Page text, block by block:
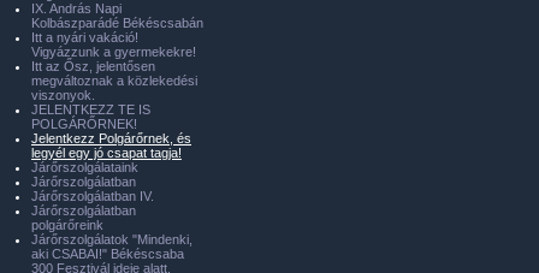
IX. András Napi
Kolbászparádé Békéscsabán
Itt a nyári vakáció!
Vigyázzunk a gyermekekre!
Itt az Ősz, jelentősen
megváltoznak a közlekedési
viszonyok.
JELENTKEZZ TE IS
POLGÁRŐRNEK!
Jelentkezz Polgárőrnek, és
legyél egy jó csapat tagja!
Járőrszolgálataink
Járőrszolgálatban
Járőrszolgálatban IV.
Járőrszolgálatban
polgárőreink
Járőrszolgálatok "Mindenki,
aki CSABAI!" Békéscsaba
300 Fesztivál ideje alatt.